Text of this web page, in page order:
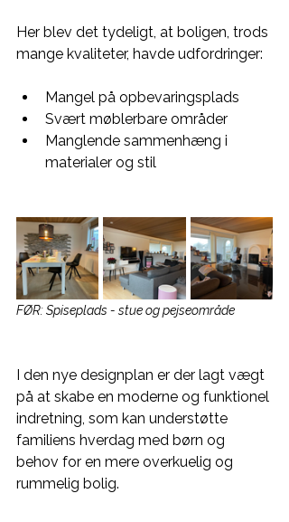
Her blev det tydeligt, at boligen, trods
mange kvaliteter, havde udfordringer:
Mangel på opbevaringsplads
Svært møblerbare områder
Manglende sammenhæng i
materialer og stil
FØR: Spiseplads - stue og pejseområde
I den nye designplan er der lagt vægt
på at skabe en moderne og funktionel
indretning, som kan understøtte
familiens hverdag med børn og
behov for en mere overkuelig og
rummelig bolig.